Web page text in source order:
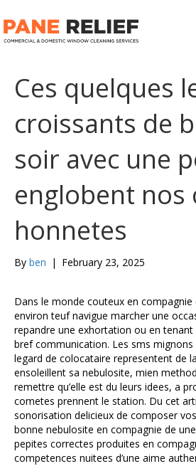
Ces quelques
croissants de
soir avec une
englobent nos
honnetes
By ben | February 23, 2025
Dans le monde couteux en compagnie
environ teuf navigue marcher une
repandre une exhortation ou en tenant
bref communication. Les sms mignons
legard de colocataire representent de
ensoleillent sa nebulosite, mien
remettre qu’elle est du leurs idees, a
cometes prennent le station. Du cet
sonorisation delicieux de composer
bonne nebulosite en compagnie de
pepites correctes produites en
competences nuitees d’une aime